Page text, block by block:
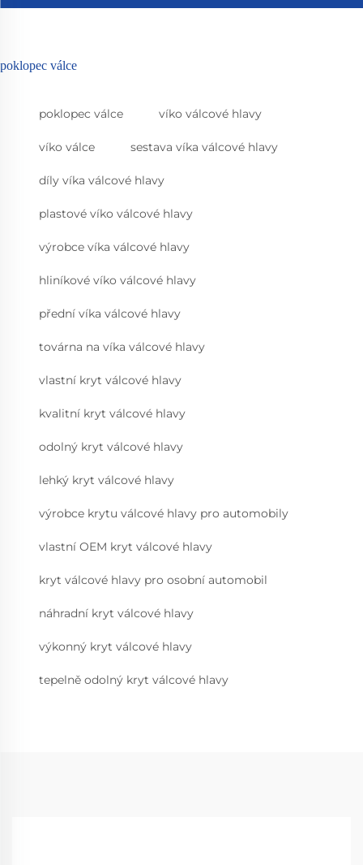
poklopec válce
poklopec válce víko válcové hlavy
víko válce sestava víka válcové hlavy
díly víka válcové hlavy
plastové víko válcové hlavy
výrobce víka válcové hlavy
hliníkové víko válcové hlavy
přední víka válcové hlavy
továrna na víka válcové hlavy
vlastní kryt válcové hlavy
kvalitní kryt válcové hlavy
odolný kryt válcové hlavy
lehký kryt válcové hlavy
výrobce krytu válcové hlavy pro automobily
vlastní OEM kryt válcové hlavy
kryt válcové hlavy pro osobní automobil
náhradní kryt válcové hlavy
výkonný kryt válcové hlavy
tepelně odolný kryt válcové hlavy